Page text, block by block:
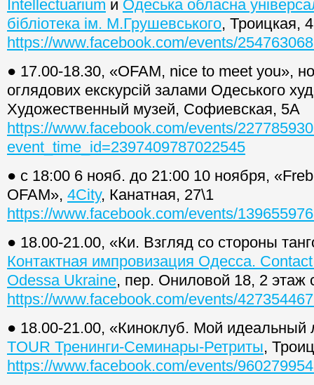
Intellectuarium и Одеська обласна
бібліотека ім. М.Грушевського, Троицкая,
https://www.facebook.com/events/
● 17.00-18.30, «OFAM, nice to meet you»,
оглядових екскурсій залами Одеського
Художественный музей, Софиевская, 5А
https://www.facebook.com/events/
event_time_id=2397409787022545
● с 18:00 6 нояб. до 21:00 10 ноября,
OFAM», 4City, Канатная, 27\1
https://www.facebook.com/events/
● 18.00-21.00, «Ки. Взгляд со стороны
Контактная импровизация Одесса.
Odessa Ukraine, пер. Ониловой 18, 2 этаж
https://www.facebook.com/events/
● 18.00-21.00, «Киноклуб. Мой
TOUR Тренинги-Семинары-Ретриты,
https://www.facebook.com/events/